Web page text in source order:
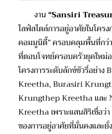
งาน“Sansiri
ไลฟ์สไตล์การอยู่อาศัยในโคร
คอมมูนิตี้” ครอบคลุมพื้นที่กว่
ที่ตอบโจทย์ครอบครัวยุคใหม่
โครงการระดับลักซ์ชัวรี่อย่า
Kreetha, Burasiri
Krungthep Kreetha แล
Kreetha เพราะแสนสิริเชื่อว่
ของการอยู่อาศัยที่มั่นคงและยั่